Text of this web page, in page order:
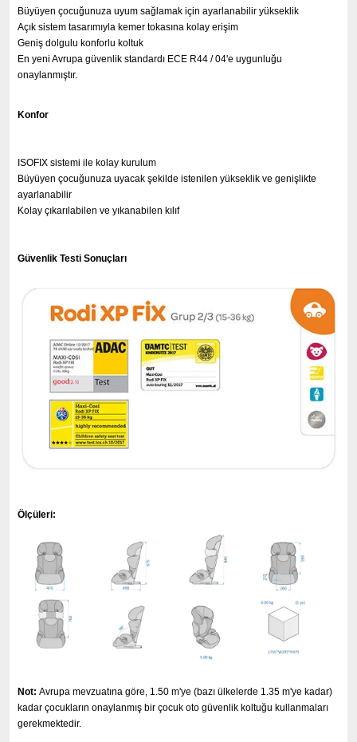
Büyüyen çocuğunuza uyum sağlamak için ayarlanabilir yükseklik
Açık sistem tasarımıyla kemer tokasına kolay erişim
Geniş dolgulu konforlu koltuk
En yeni Avrupa güvenlik standardı ECE R44 / 04'e uygunluğu
onaylanmıştır.
Konfor
ISOFIX sistemi ile kolay kurulum
Büyüyen çocuğunuza uyacak şekilde istenilen yükseklik ve genişlikte
ayarlanabilir
Kolay çıkarılabilen ve yıkanabilen kılıf
Güvenlik Testi Sonuçları
Ölçüleri:
Not: Avrupa mevzuatına göre, 1.50 m'ye (bazı ülkelerde 1.35 m'ye kadar)
kadar çocukların onaylanmış bir çocuk oto güvenlik koltuğu kullanmaları
gerekmektedir.